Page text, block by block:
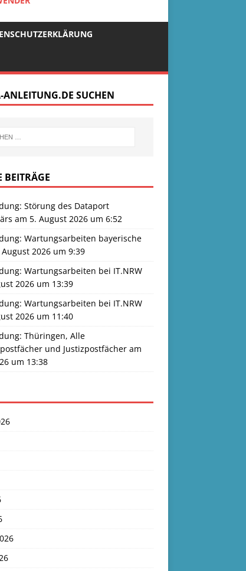
ANLEITUNG.DE SUCHEN
BEITRÄGE
Störung des Dataport
am 5. August 2026 um 6:52
Wartungsarbeiten bayerische
August 2026 um 9:39
Wartungsarbeiten bei IT.NRW
2026 um 13:39
Wartungsarbeiten bei IT.NRW
2026 um 11:40
Thüringen, Alle
und Justizpostfächer am
um 13:38